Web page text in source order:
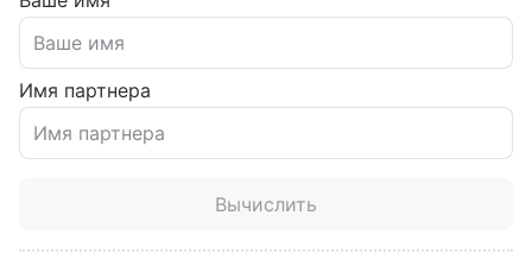
Имя партнера
Вычислить